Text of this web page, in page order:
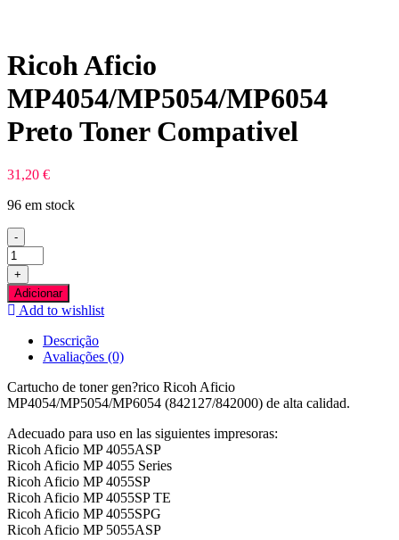
Ricoh Aficio
MP4054/MP5054/MP6054
Preto Toner Compativel
31,20 €
96 em stock
-
Quantidade
de
Ricoh
Aficio
MP4054/MP5054/MP6054
Compativel
+
Adicionar
Add to wishlist
Descrição
Avaliações (0)
Cartucho de toner gen?rico Ricoh Aficio
MP4054/MP5054/MP6054 (842127/842000) de alta calidad.
Adecuado para uso en las siguientes impresoras:
Ricoh Aficio MP 4055ASP
Ricoh Aficio MP 4055 Series
Ricoh Aficio MP 4055SP
Ricoh Aficio MP 4055SP TE
Ricoh Aficio MP 4055SPG
Ricoh Aficio MP 5055ASP